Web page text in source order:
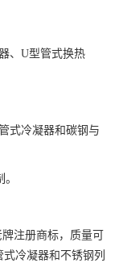
、U型管式换热
式冷凝器和碳钢与
注册商标，质量可
冷凝器和不锈钢列